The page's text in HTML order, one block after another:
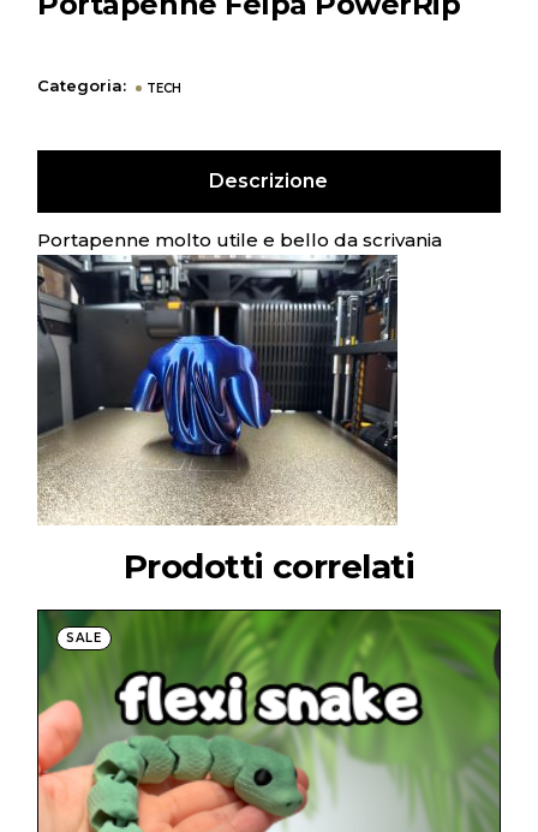
Categoria: TECH
Descrizione
Portapenne molto utile e bello da scrivania
Prodotti correlati
SALE